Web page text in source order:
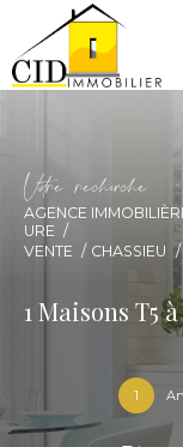
Vore recece
AGENCE
URE
VENTE
CHASSIEU
1 Maisons T5
1